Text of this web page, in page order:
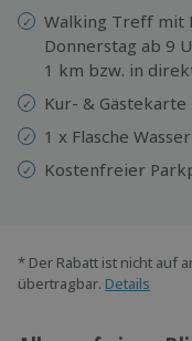
Walking Treff mit
Donnerstag ab 9
1 km bzw. in
Kur- &
1 x Flasche
Kostenfreier
* Der Rabatt ist nicht auf
übertragbar. Details